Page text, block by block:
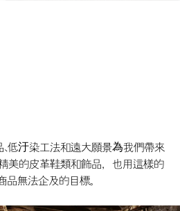
低汙染工法和遠大願景為我們帶來
美的皮革鞋類和飾品，也用這樣的
無法企及的目標。